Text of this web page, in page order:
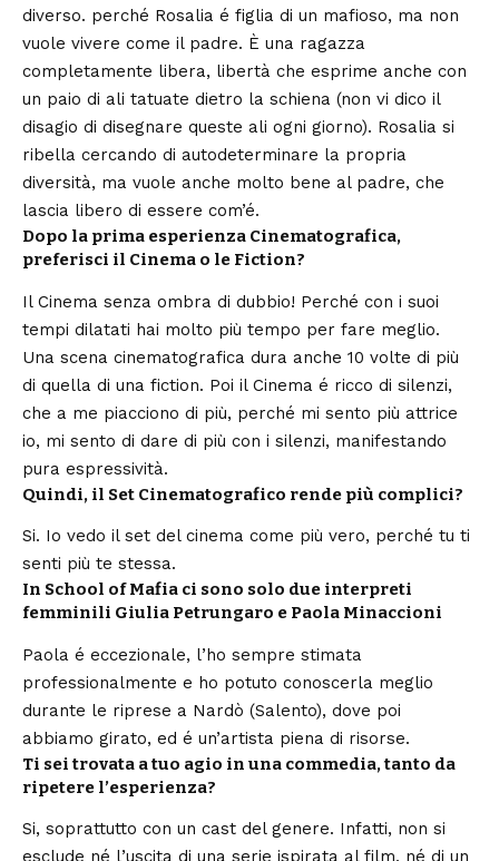
diverso. perché Rosalia é figlia di un mafioso, ma non
vuole vivere come il padre. È una ragazza
completamente libera, libertà che esprime anche con
un paio di ali tatuate dietro la schiena (non vi dico il
disagio di disegnare queste ali ogni giorno). Rosalia si
ribella cercando di autodeterminare la propria
diversità, ma vuole anche molto bene al padre, che
lascia libero di essere com’é.
Dopo la prima esperienza Cinematografica,
preferisci il Cinema o le Fiction?
Il Cinema senza ombra di dubbio! Perché con i suoi
tempi dilatati hai molto più tempo per fare meglio.
Una scena cinematografica dura anche 10 volte di più
di quella di una fiction. Poi il Cinema é ricco di silenzi,
che a me piacciono di più, perché mi sento più attrice
io, mi sento di dare di più con i silenzi, manifestando
pura espressività.
Quindi, il Set Cinematografico rende più complici?
Si. Io vedo il set del cinema come più vero, perché tu ti
senti più te stessa.
In School of Mafia ci sono solo due interpreti
femminili Giulia Petrungaro e Paola Minaccioni
Paola é eccezionale, l’ho sempre stimata
professionalmente e ho potuto conoscerla meglio
durante le riprese a Nardò (Salento), dove poi
abbiamo girato, ed é un’artista piena di risorse.
Ti sei trovata a tuo agio in una commedia, tanto da
ripetere l’esperienza?
Si, soprattutto con un cast del genere. Infatti, non si
esclude né l’uscita di una serie ispirata al film, né di un